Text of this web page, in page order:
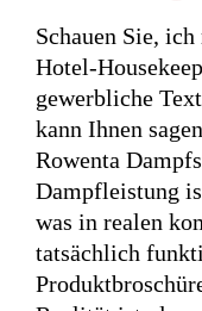
Schauen Sie,
Hotel-
gewerbliche
kann Ihnen
Rowenta
Dampfleistung
was in realen
tatsächlich